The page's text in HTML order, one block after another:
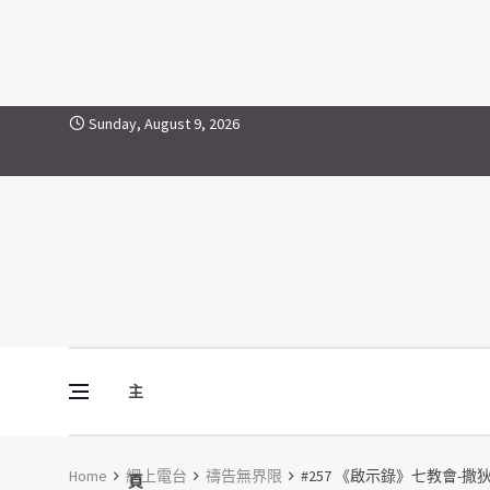
Skip to contentSunday, August 9, 2026
主
頁
Vine Media
葡萄樹傳媒
Home 網上電台 禱告無界限 #257 《啟示錄》七教會-撒